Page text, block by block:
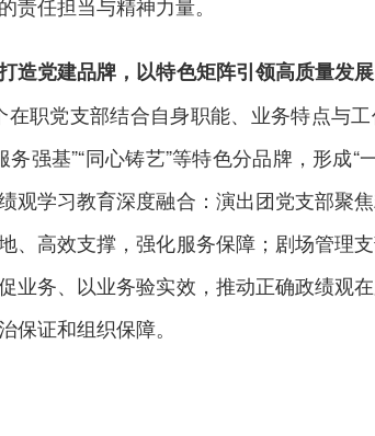
造党建品牌，以特色矩阵引领高质量发展
在职党支部结合自身职能、业务特点与工
务强基”“同心铸艺”等特色分品牌，形
观学习教育深度融合：演出团党支部聚
、高效支撑，强化服务保障；剧场管理
业务、以业务验实效，推动正确政绩观
保证和组织保障。